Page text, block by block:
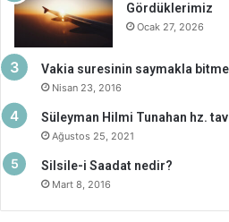
Gördüklerimiz
Ocak 27, 2026
Vakia suresinin saymakla
Nisan 23, 2016
Süleyman Hilmi Tunahan hz.
Ağustos 25, 2021
Silsile-i Saadat nedir?
Mart 8, 2016